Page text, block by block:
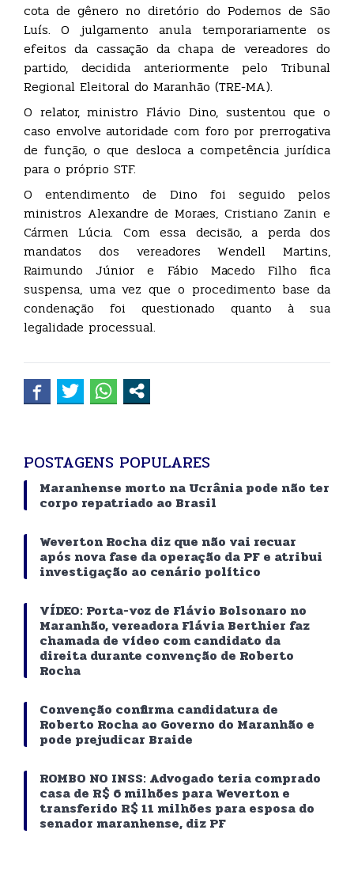
cota de gênero no diretório do Podemos de São
Luís. O julgamento anula temporariamente os
efeitos da cassação da chapa de vereadores do
partido, decidida anteriormente pelo Tribunal
Regional Eleitoral do Maranhão (TRE-MA).
O relator, ministro Flávio Dino, sustentou que o
caso envolve autoridade com foro por prerrogativa
de função, o que desloca a competência jurídica
para o próprio STF.
O entendimento de Dino foi seguido pelos
ministros Alexandre de Moraes, Cristiano Zanin e
Cármen Lúcia. Com essa decisão, a perda dos
mandatos dos vereadores Wendell Martins,
Raimundo Júnior e Fábio Macedo Filho fica
suspensa, uma vez que o procedimento base da
condenação foi questionado quanto à sua
legalidade processual.
POSTAGENS POPULARES
Maranhense morto na Ucrânia pode não ter
corpo repatriado ao Brasil
Weverton Rocha diz que não vai recuar
após nova fase da operação da PF e atribui
investigação ao cenário político
VÍDEO: Porta-voz de Flávio Bolsonaro no
Maranhão, vereadora Flávia Berthier faz
chamada de vídeo com candidato da
direita durante convenção de Roberto
Rocha
Convenção confirma candidatura de
Roberto Rocha ao Governo do Maranhão e
pode prejudicar Braide
ROMBO NO INSS: Advogado teria comprado
casa de R$ 6 milhões para Weverton e
transferido R$ 11 milhões para esposa do
senador maranhense, diz PF